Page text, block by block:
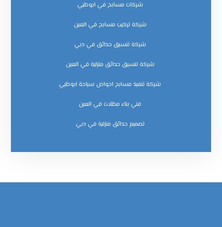
شركات مسابح في ابوظبي
شركة تركيب مسابح في العين
شركة تنسيق حدائق في دبي
شركة تنسيق حدائق منزلية في العين
شركة تنفيذ مسابح احواض سباحة ابوظبي
فني بناء مظلات في العين
‏تصميم حدائق منزلية في دبي